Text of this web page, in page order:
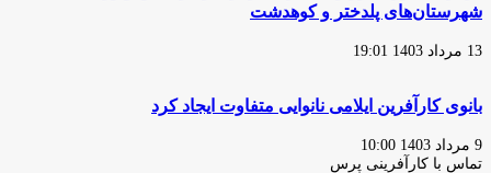
شهرستان‌های پلدختر و کوهدشت
13 مرداد 1403 19:01
بانوی کارآفرین ایلامی نانوایی متفاوت ایجاد کرد
9 مرداد 1403 10:00
تماس با کارآفرینی پرس